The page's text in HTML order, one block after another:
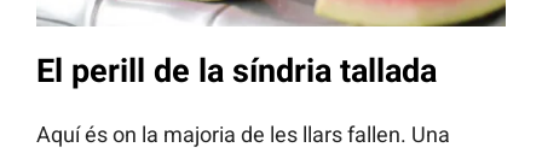
El perill de la síndria tallada
Aquí és on la majoria de les llars fallen. Una